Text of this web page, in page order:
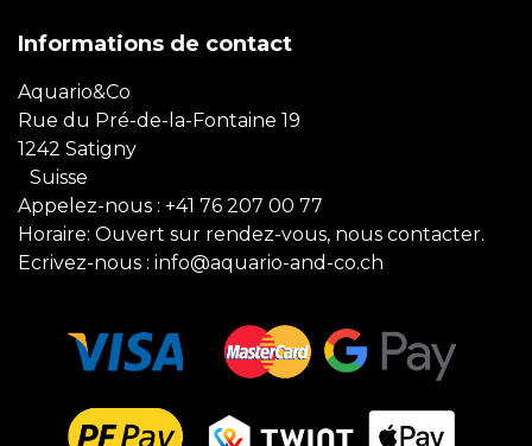
Informations de contact
Aquario&Co
Rue du Pré-de-la-Fontaine 19
1242 Satigny
Suisse
Appelez-nous : +41 76 207 00 77
Horaire: Ouvert sur rendez-vous, nous contacter.
Ecrivez-nous : info@aquario-and-co.ch